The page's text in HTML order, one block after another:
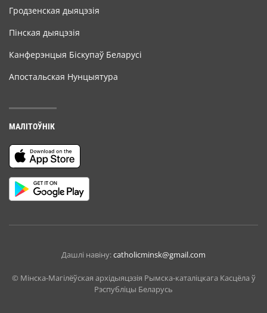
Гродзенская дыяцэзія
Пінская дыяцэзія
Канферэнцыя Біскупаў Беларусі
Апостальская Нунцыятура
МАЛІТОЎНІК
Дашлі навіну:catholicminsk@gmail.com
© Мiнска-Магiлёўская архiдыяцэзiя Рымска-каталіцкага Касцёла ў
Рэспубліцы Беларусь